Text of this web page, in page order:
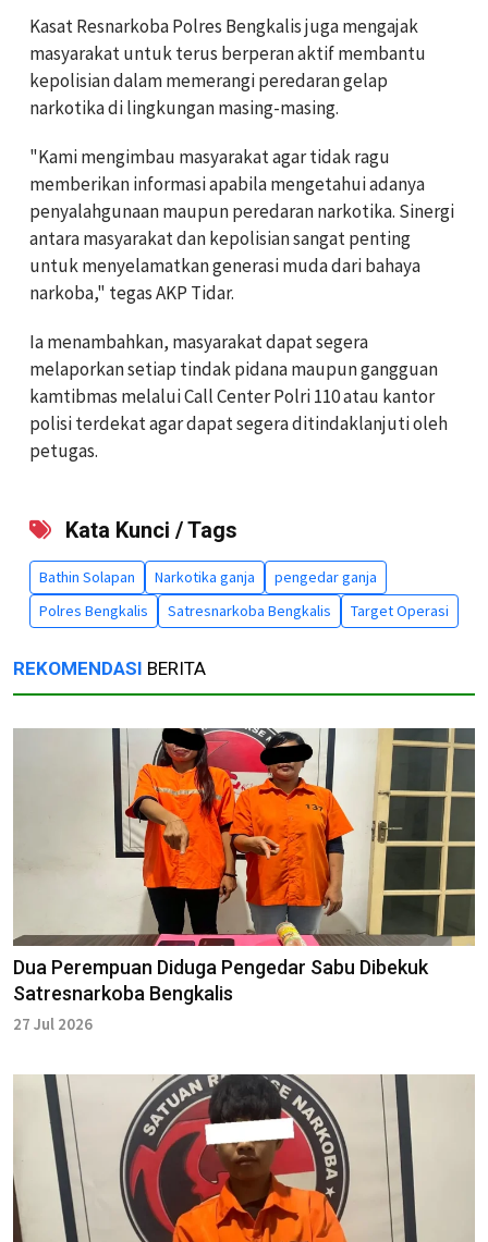
Kasat Resnarkoba Polres Bengkalis juga mengajak
masyarakat untuk terus berperan aktif membantu
kepolisian dalam memerangi peredaran gelap
narkotika di lingkungan masing-masing.
"Kami mengimbau masyarakat agar tidak ragu
memberikan informasi apabila mengetahui adanya
penyalahgunaan maupun peredaran narkotika. Sinergi
antara masyarakat dan kepolisian sangat penting
untuk menyelamatkan generasi muda dari bahaya
narkoba," tegas AKP Tidar.
Ia menambahkan, masyarakat dapat segera
melaporkan setiap tindak pidana maupun gangguan
kamtibmas melalui Call Center Polri 110 atau kantor
polisi terdekat agar dapat segera ditindaklanjuti oleh
petugas.
Kata Kunci / Tags
Bathin Solapan Narkotika ganja
pengedar ganja
Polres Bengkalis
Satresnarkoba Bengkalis Target Operasi
REKOMENDASI BERITA
Dua Perempuan Diduga Pengedar Sabu Dibekuk
Satresnarkoba Bengkalis
27 Jul 2026